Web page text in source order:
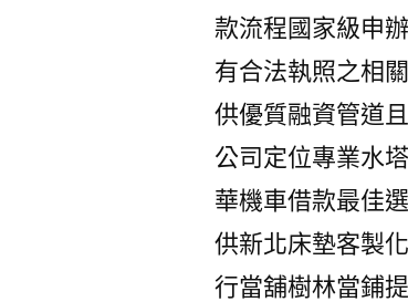
款流程國家級申
有合法執照之相
供優質融資管道
公司定位專業水
華機車借款最佳
供新北床墊客製
行當舖樹林當鋪